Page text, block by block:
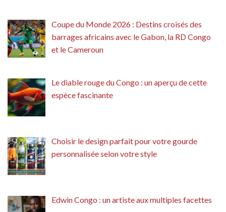
Coupe du Monde 2026 : Destins croisés des
barrages africains avec le Gabon, la RD Congo
et le Cameroun
Le diable rouge du Congo : un aperçu de cette
espèce fascinante
Choisir le design parfait pour votre gourde
personnalisée selon votre style
Edwin Congo : un artiste aux multiples facettes